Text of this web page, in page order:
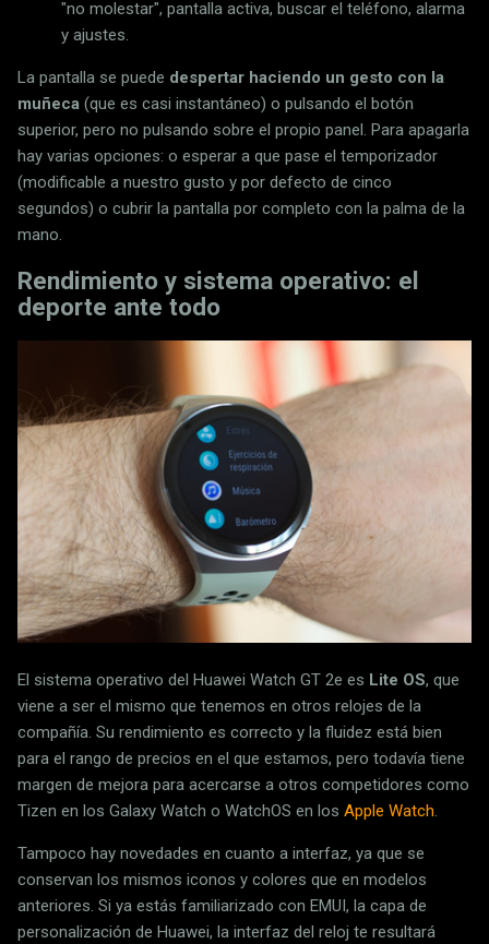
"no molestar", pantalla activa, buscar el teléfono, alarma
y ajustes.
La pantalla se puede despertar haciendo un gesto con la
muñeca (que es casi instantáneo) o pulsando el botón
superior, pero no pulsando sobre el propio panel. Para apagarla
hay varias opciones: o esperar a que pase el temporizador
(modificable a nuestro gusto y por defecto de cinco
segundos) o cubrir la pantalla por completo con la palma de la
mano.
Rendimiento y sistema operativo: el
deporte ante todo
El sistema operativo del Huawei Watch GT 2e es Lite OS, que
viene a ser el mismo que tenemos en otros relojes de la
compañía. Su rendimiento es correcto y la fluidez está bien
para el rango de precios en el que estamos, pero todavía tiene
margen de mejora para acercarse a otros competidores como
Tizen en los Galaxy Watch o WatchOS en los Apple Watch.
Tampoco hay novedades en cuanto a interfaz, ya que se
conservan los mismos iconos y colores que en modelos
anteriores. Si ya estás familiarizado con EMUI, la capa de
personalización de Huawei, la interfaz del reloj te resultará